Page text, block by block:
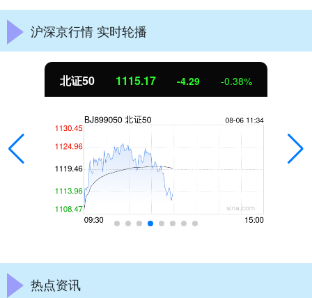
沪深京行情 实时轮播
北证50 1115.17 -4.29 -0.38%
热点资讯